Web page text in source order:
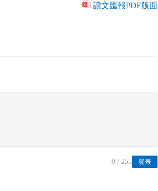
讀文匯報PDF版面
發表
0 / 255